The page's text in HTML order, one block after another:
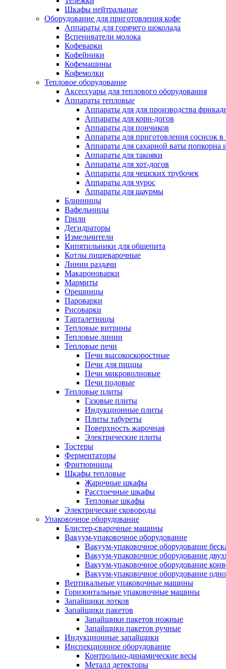
Шкафы нейтральные
Оборудование для приготовления кофе
Аппараты для горячего шоколада
Вспениватели молока
Кофеварки
Кофейники
Кофемашины
Кофемолки
Тепловое оборудование
Аксессуары для теплового оборудования
Аппараты тепловые
Аппараты для для производства
Аппараты для корн-догов
Аппараты для пончиков
Аппараты для приготовления сосисок в
Аппараты для сахарной ваты попкорна
Аппараты для такояки
Аппараты для хот-догов
Аппараты для чешских трубочек
Аппараты для чурос
Аппараты для шаурмы
Блинницы
Вафельницы
Грили
Дегидраторы
Измельчители
Кипятильники для общепита
Котлы пищеварочные
Линии раздачи
Макароноварки
Мармиты
Орешницы
Пароварки
Рисоварки
Тарталетницы
Тепловые витрины
Тепловые линии
Тепловые печи
Печи высокоскоростные
Печи для пиццы
Печи микроволновые
Печи подовые
Тепловые плиты
Газовые плиты
Индукционные плиты
Плиты табуреты
Поверхность жарочная
Электрические плиты
Тостеры
Ферментаторы
Фритюрницы
Шкафы тепловые
Жарочные шкафы
Расстоечные шкафы
Тепловые шкафы
Электрические сковороды
Упаковочное оборудование
Блистер-сварочные машины
Вакуум-упаковочное оборудование
Вакуум-упаковочное оборудование
Вакуум-упаковочное оборудование
Вакуум-упаковочное оборудование
Вакуум-упаковочное оборудование
Вертикальные упаковочные машины
Горизонтальные упаковочные машины
Запайщики лотков
Запайщики пакетов
Запайщики пакетов ножные
Запайщики пакетов ручные
Индукционные запайщики
Инспекционное оборудование
Контрольно-динамические весы
Металл детекторы